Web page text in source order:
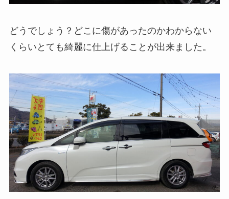
どうでしょう？どこに傷があったのかわからない
くらいとても綺麗に仕上げることが出来ました。